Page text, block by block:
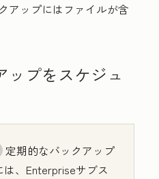
アップにはファイルが含
ップをスケジュ
定期的なバックアップ
、Enterpriseサブス